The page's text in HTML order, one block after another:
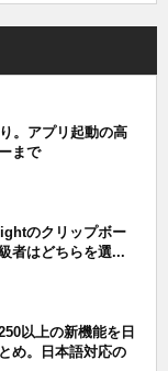
。アプリ起動の高
まで
のクリップボー
者はどちらを選...
以上の新機能を日
め。日本語対応の